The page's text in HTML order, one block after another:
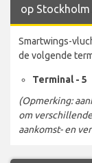
op
Smartwings-
de volgende
Terminal - 5
(Opmerking:
om
aankomst- en